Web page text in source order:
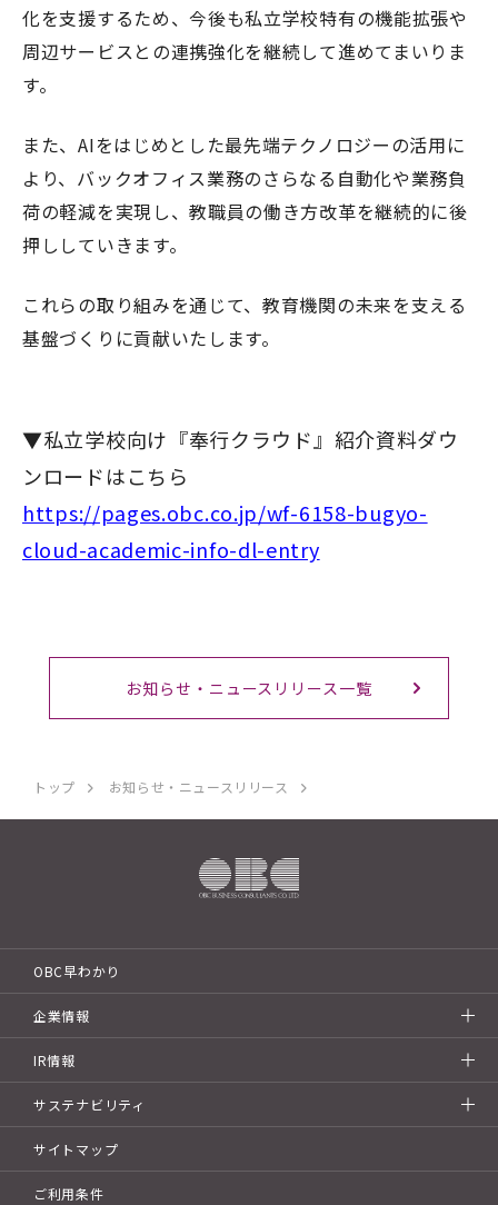
トップ お知らせ・ニュースリリース
化を支援するため、今後も私立学校特有の機能拡張や
周辺サービスとの連携強化を継続して進めてまいりま
す。
また、AIをはじめとした最先端テクノロジーの活用に
より、バックオフィス業務のさらなる自動化や業務負
荷の軽減を実現し、教職員の働き方改革を継続的に後
押ししていきます。
これらの取り組みを通じて、教育機関の未来を支える
基盤づくりに貢献いたします。
▼私立学校向け『奉行クラウド』紹介資料ダウ
ンロードはこちら
https://pages.obc.co.jp/wf-6158-bugyo-
cloud-academic-info-dl-entry
お知らせ・ニュースリリース一覧
OBC早わかり
企業情報
IR情報
サステナビリティ
サイトマップ
ご利用条件